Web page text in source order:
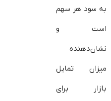
به سود هر سهم
است و
نشان‌دهنده
میزان تمایل
بازار برای